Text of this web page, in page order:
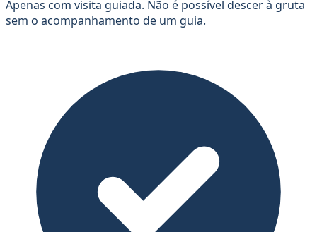
Apenas com visita guiada. Não é possível descer à gruta
sem o acompanhamento de um guia.